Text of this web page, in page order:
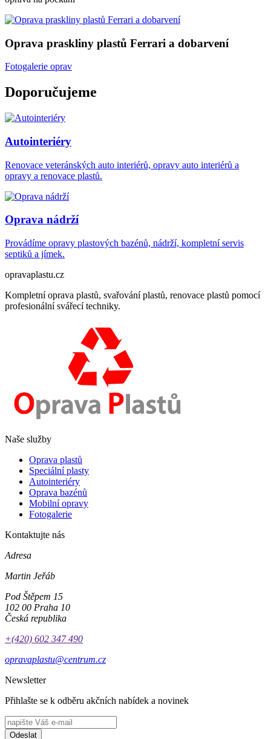
Oprava praskliny plastů Ferrari a dobarvení
Fotogalerie oprav
Doporučujeme
Autointeriéry
Renovace veteránských auto interiérů, opravy auto interiérů a
opravy a renovace plastů.
Oprava nádrží
Provádíme opravy plastových bazénů, nádrží, kompletní servis
septiků a jímek.
opravaplastu.cz
Kompletní oprava plastů, svařování plastů, renovace plastů pomocí
profesionální svářecí techniky.
Naše služby
Oprava plastů
Speciální plasty
Autointeriéry
Oprava bazénů
Mobilní opravy
Fotogalerie
Kontaktujte nás
Adresa
Martin Jeřáb
Pod Štěpem 15
102 00 Praha 10
Česká republika
+(420) 602 347 490
opravaplastu@centrum.cz
Newsletter
Přihlašte se k odběru akčních nabídek a novinek
Odeslat